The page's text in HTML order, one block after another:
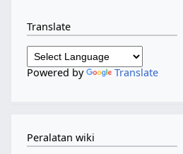
Translate
Powered by Translate
Peralatan wiki